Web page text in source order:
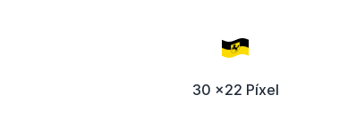
30 x22 Píxel